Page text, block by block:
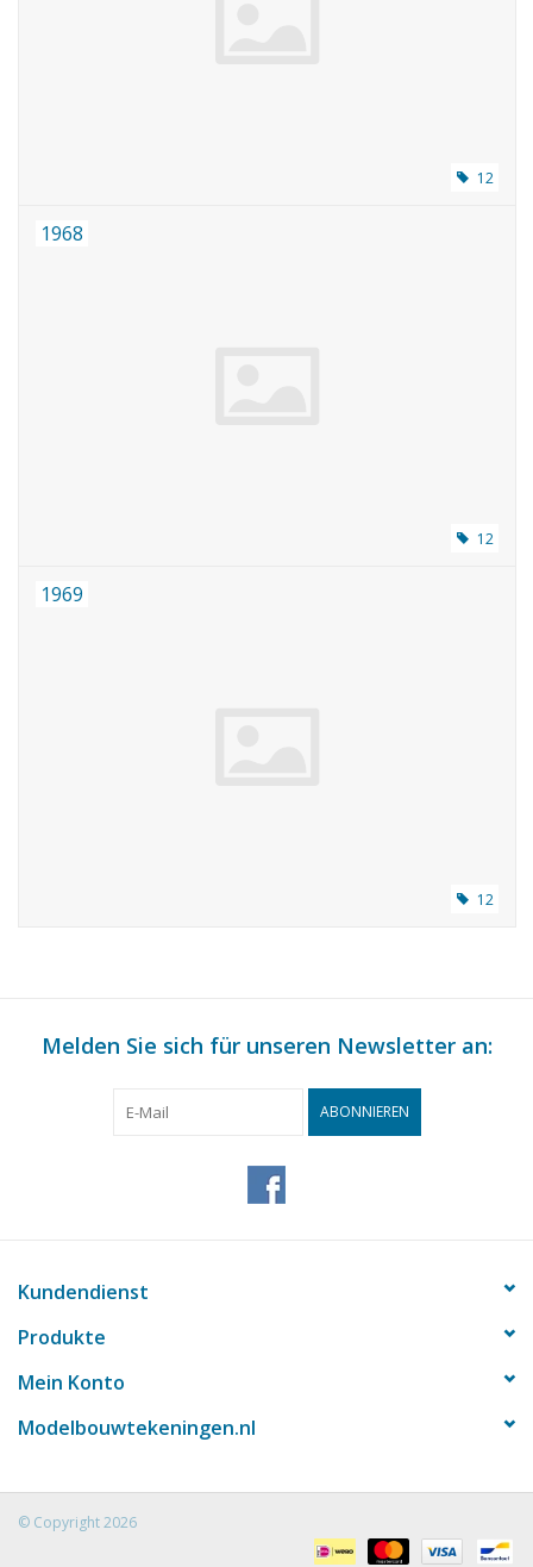
12
1968
12
1969
12
Melden Sie sich für unseren Newsletter an:
ABONNIEREN
Kundendienst
Produkte
Mein Konto
Modelbouwtekeningen.nl
© Copyright 2026